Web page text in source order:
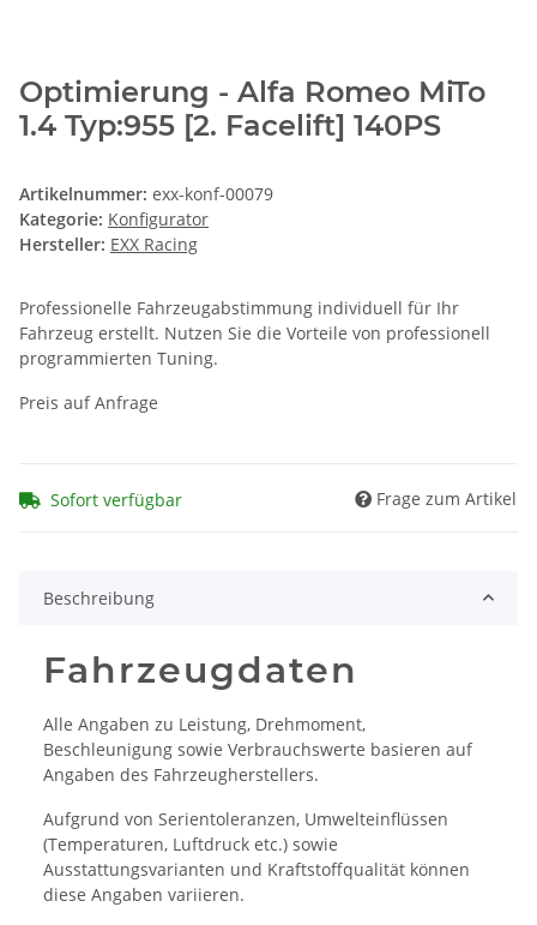
Optimierung - Alfa Romeo MiTo
1.4 Typ:955 [2. Facelift] 140PS
Artikelnummer: exx-konf-00079
Kategorie: Konfigurator
Hersteller: EXX Racing
Professionelle Fahrzeugabstimmung individuell für Ihr
Fahrzeug erstellt. Nutzen Sie die Vorteile von professionell
programmierten Tuning.
Preis auf Anfrage
Sofort verfügbar Frage zum Artikel
Beschreibung
Fahrzeugdaten
Alle Angaben zu Leistung, Drehmoment,
Beschleunigung sowie Verbrauchswerte basieren auf
Angaben des Fahrzeugherstellers.
Aufgrund von Serientoleranzen, Umwelteinflüssen
(Temperaturen, Luftdruck etc.) sowie
Ausstattungsvarianten und Kraftstoffqualität können
diese Angaben variieren.